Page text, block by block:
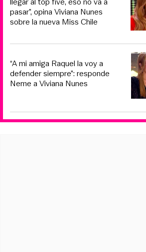
pasar”, opina Viviana Nunes
sobre la nueva Miss Chile
“A mi amiga Raquel la voy a
defender siempre”: responde
Neme a Viviana Nunes